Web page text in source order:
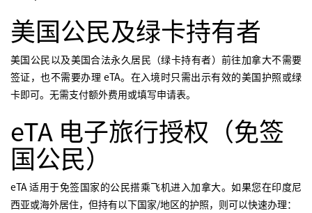
美国公民及绿卡持有者
美国公民以及美国合法永久居民（绿卡持有者）前往加拿大不需要
签证，也不需要办理 eTA。在入境时只需出示有效的美国护照或绿
卡即可。无需支付额外费用或填写申请表。
eTA 电子旅行授权（免签
国公民）
eTA 适用于免签国家的公民搭乘飞机进入加拿大。如果您在印度尼
西亚或海外居住，但持有以下国家/地区的护照，则可以快速办理：